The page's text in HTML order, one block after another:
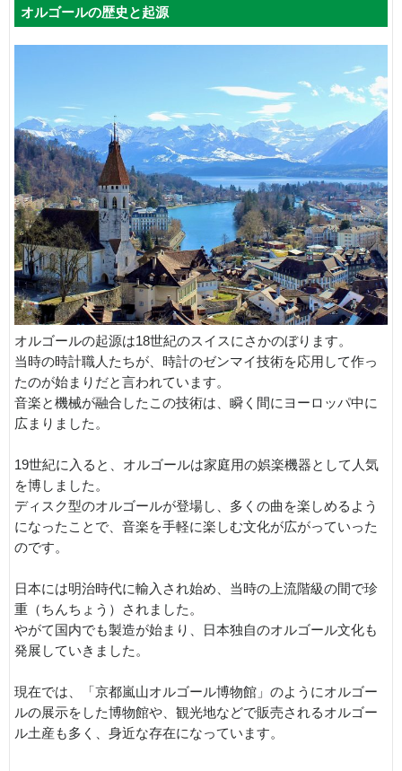
オルゴールの歴史と起源
オルゴールの起源は18世紀のスイスにさかのぼります。
当時の時計職人たちが、時計のゼンマイ技術を応用して作っ
たのが始まりだと言われています。
音楽と機械が融合したこの技術は、瞬く間にヨーロッパ中に
広まりました。
19世紀に入ると、オルゴールは家庭用の娯楽機器として人気
を博しました。
ディスク型のオルゴールが登場し、多くの曲を楽しめるよう
になったことで、音楽を手軽に楽しむ文化が広がっていった
のです。
日本には明治時代に輸入され始め、当時の上流階級の間で珍
重（ちんちょう）されました。
やがて国内でも製造が始まり、日本独自のオルゴール文化も
発展していきました。
現在では、「京都嵐山オルゴール博物館」のようにオルゴー
ルの展示をした博物館や、観光地などで販売されるオルゴー
ル土産も多く、身近な存在になっています。